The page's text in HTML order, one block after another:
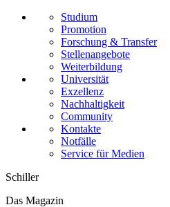
Studium
Promotion
Forschung & Transfer
Stellenangebote
Weiterbildung
Universität
Exzellenz
Nachhaltigkeit
Community
Kontakte
Notfälle
Service für Medien
Schiller
Das Magazin